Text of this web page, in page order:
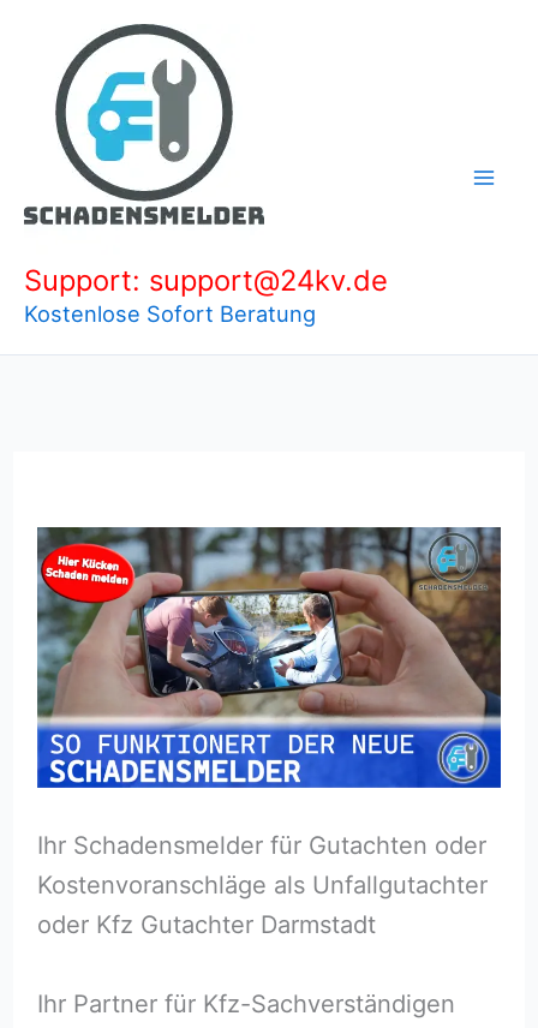
springen
Support: support@24kv.de
Kostenlose Sofort Beratung
Ihr Schadensmelder für Gutachten oder
Kostenvoranschläge als Unfallgutachter
oder Kfz Gutachter Darmstadt
Ihr Partner für Kfz-Sachverständigen